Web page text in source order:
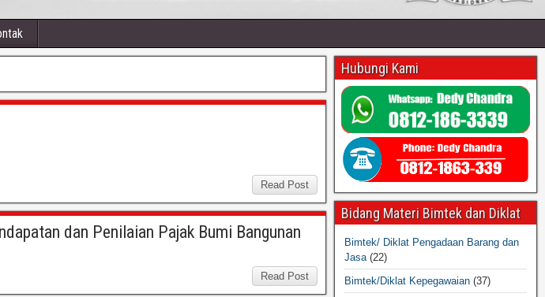
Read Post
dan Penilaian Pajak Bumi Bangunan
Read Post
Hubungi Kami
Bidang Materi Bimtek dan Diklat
Bimtek/ Diklat Pengadaan Barang dan
Jasa(22)
Bimtek/Diklat Kepegawaian (37)